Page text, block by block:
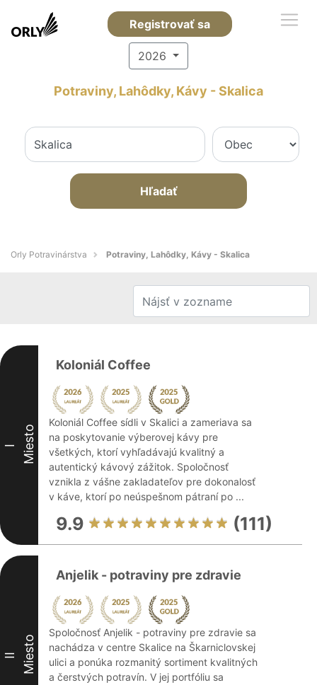
Registrovať sa
2026
Potraviny, Lahôdky, Kávy - Skalica
Hľadať
Orly Potravinárstva Potraviny, Lahôdky, Kávy - Skalica
I Miesto
Koloniál Coffee
Koloniál Coffee sídli v Skalici a zameriava sa
na poskytovanie výberovej kávy pre
všetkých, ktorí vyhľadávajú kvalitný a
autentický kávový zážitok. Spoločnosť
vznikla z vášne zakladateľov pre dokonalosť
v káve, ktorí po neúspešnom pátraní po ...
9.9 (111)
II Miesto
Anjelik - potraviny pre zdravie
Spoločnosť Anjelik - potraviny pre zdravie sa
nachádza v centre Skalice na Škarniclovskej
ulici a ponúka rozmanitý sortiment kvalitných
a čerstvých potravín. V jej portfóliu sa